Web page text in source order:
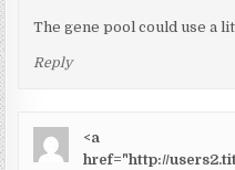
The gene pool could use a
Reply
<a
href="http://